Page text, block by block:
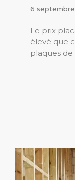
6 septembre
Le prix
élevé que
plaques